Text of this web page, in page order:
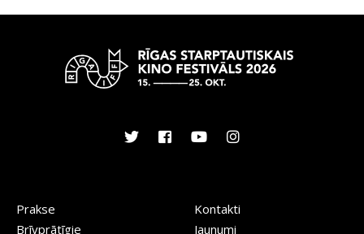
Prakse
Brīvprātīgie
Kontakti
Jaunumi